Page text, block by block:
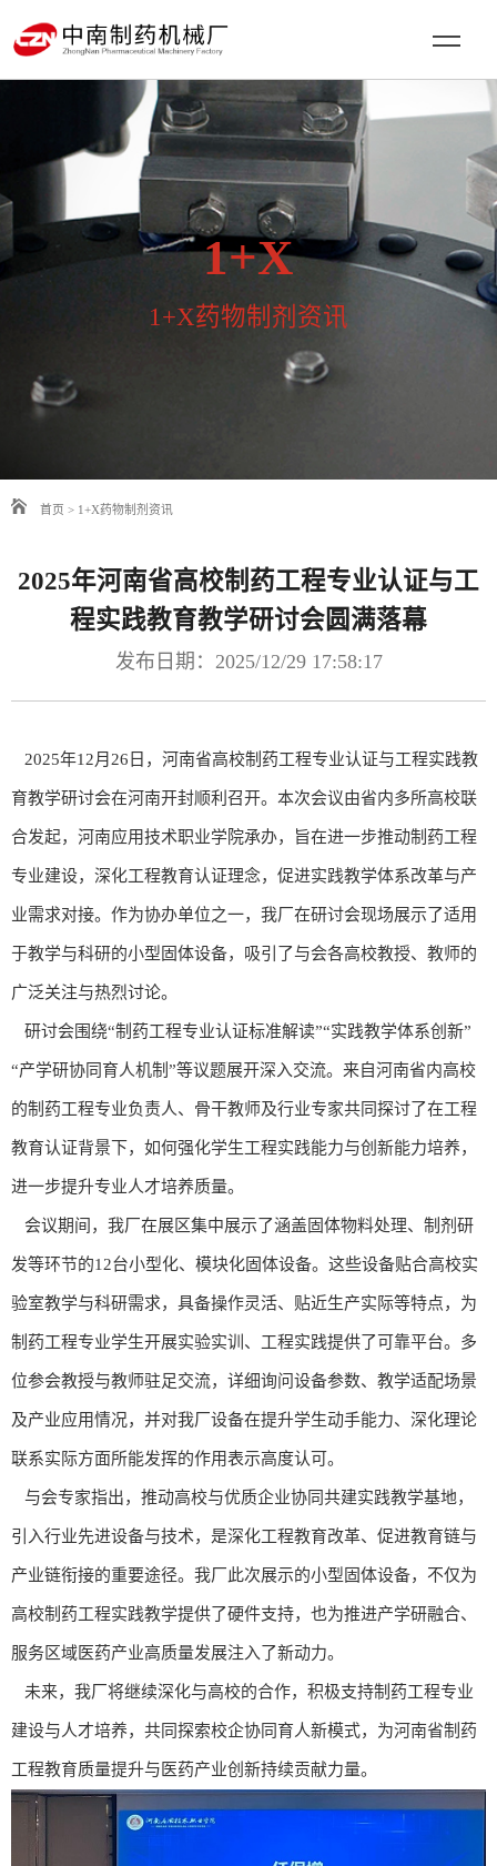
1+X
1+X药物制剂资讯
首页 > 1+X药物制剂资讯
2025年河南省高校制药工程专业认证与工
程实践教育教学研讨会圆满落幕
发布日期：2025/12/29 17:58:17
2025年12月26日，河南省高校制药工程专业认证与工程实践教
育教学研讨会在河南开封顺利召开。本次会议由省内多所高校联
合发起，河南应用技术职业学院承办，旨在进一步推动制药工程
专业建设，深化工程教育认证理念，促进实践教学体系改革与产
业需求对接。作为协办单位之一，我厂在研讨会现场展示了适用
于教学与科研的小型固体设备，吸引了与会各高校教授、教师的
广泛关注与热烈讨论。
研讨会围绕“制药工程专业认证标准解读”“实践教学体系创新”
“产学研协同育人机制”等议题展开深入交流。来自河南省内高校
的制药工程专业负责人、骨干教师及行业专家共同探讨了在工程
教育认证背景下，如何强化学生工程实践能力与创新能力培养，
进一步提升专业人才培养质量。
会议期间，我厂在展区集中展示了涵盖固体物料处理、制剂研
发等环节的12台小型化、模块化固体设备。这些设备贴合高校实
验室教学与科研需求，具备操作灵活、贴近生产实际等特点，为
制药工程专业学生开展实验实训、工程实践提供了可靠平台。多
位参会教授与教师驻足交流，详细询问设备参数、教学适配场景
及产业应用情况，并对我厂设备在提升学生动手能力、深化理论
联系实际方面所能发挥的作用表示高度认可。
与会专家指出，推动高校与优质企业协同共建实践教学基地，
引入行业先进设备与技术，是深化工程教育改革、促进教育链与
产业链衔接的重要途径。我厂此次展示的小型固体设备，不仅为
高校制药工程实践教学提供了硬件支持，也为推进产学研融合、
服务区域医药产业高质量发展注入了新动力。
未来，我厂将继续深化与高校的合作，积极支持制药工程专业
建设与人才培养，共同探索校企协同育人新模式，为河南省制药
工程教育质量提升与医药产业创新持续贡献力量。